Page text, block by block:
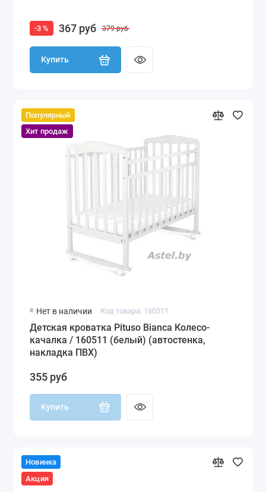
-3 % 367 руб 379 руб
Купить
Популярный
Хит продаж
Нет в наличии Код товара: 160511
Детская кроватка Pituso Bianca Колесо-
качалка / 160511 (белый) (автостенка,
накладка ПВХ)
355 руб
Купить
Новинка
Акция